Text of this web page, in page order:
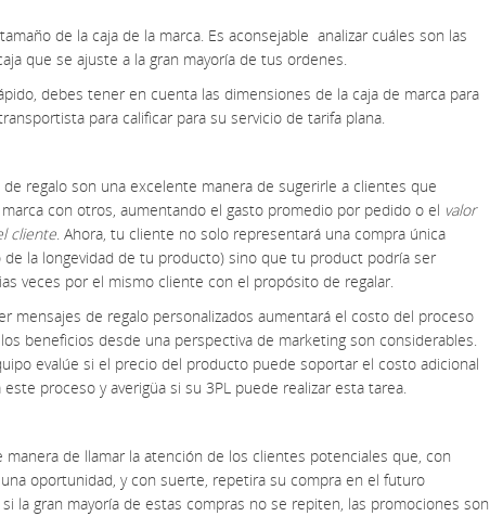
de la caja de la marca. Es aconsejable analizar cuáles son las
que se ajuste a la gran mayoría de tus ordenes.
debes tener en cuenta las dimensiones de la caja de marca para
para calificar para su servicio de tarifa plana.
de regalo son una excelente manera de sugerirle a clientes que
con otros, aumentando el gasto promedio por pedido o el valor
cliente. Ahora, tu cliente no solo representará una compra única
de la longevidad de tu producto) sino que tu product podría ser
veces por el mismo cliente con el propósito de regalar.
mensajes de regalo personalizados aumentará el costo del proceso
beneficios desde una perspectiva de marketing son considerables.
evalúe si el precio del producto puede soportar el costo adicional
proceso y averigüa si su 3PL puede realizar esta tarea.
de llamar la atención de los clientes potenciales que, con
oportunidad, y con suerte, repetira su compra en el futuro
la gran mayoría de estas compras no se repiten, las promociones son